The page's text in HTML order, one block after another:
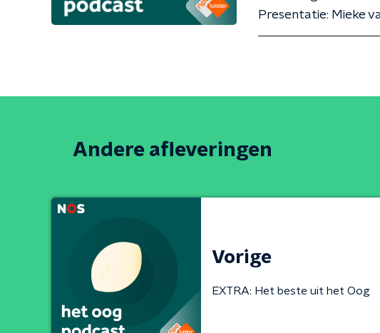
Presentatie: Mieke
Andere afleveringen
Vorige
EXTRA: Het beste uit het Oog